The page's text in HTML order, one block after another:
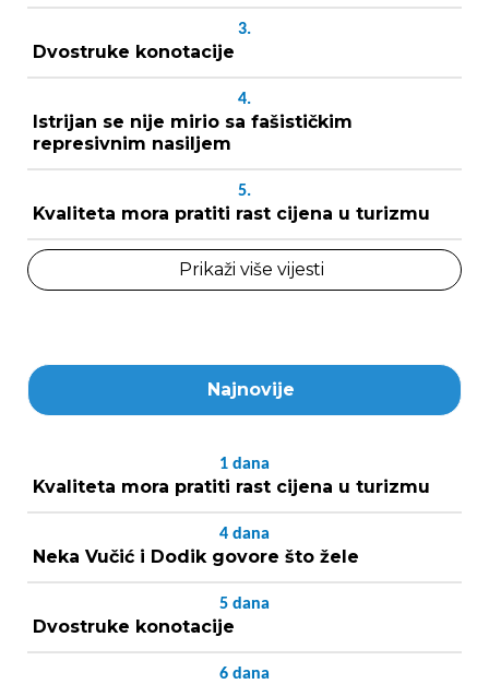
3.
Dvostruke konotacije
4.
Istrijan se nije mirio sa fašističkim
represivnim nasiljem
5.
Kvaliteta mora pratiti rast cijena u turizmu
Prikaži više vijesti
Najnovije
1 dana
Kvaliteta mora pratiti rast cijena u turizmu
4 dana
Neka Vučić i Dodik govore što žele
5 dana
Dvostruke konotacije
6 dana